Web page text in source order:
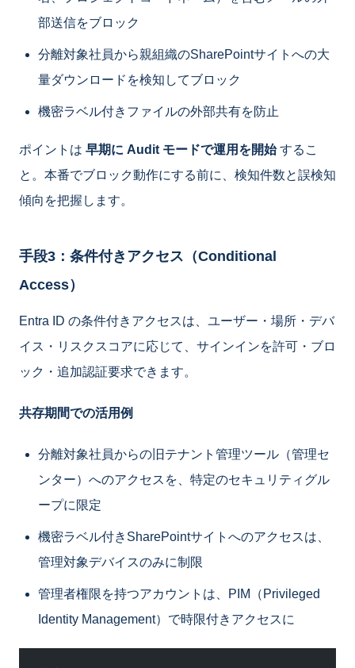
部送信をブロック
分離対象社員から親組織のSharePointサイトへの大
量ダウンロードを検知してブロック
機密ラベル付きファイルの外部共有を防止
ポイントは 早期に Audit モードで運用を開始するこ
と。本番でブロック動作にする前に、検知件数と誤検知
傾向を把握します。
手段3：条件付きアクセス（Conditional
Access）
Entra ID の条件付きアクセスは、ユーザー・場所・デバ
イス・リスクスコアに応じて、サインインを許可・ブロ
ック・追加認証要求できます。
共存期間での活用例
分離対象社員からの旧テナント管理ツール（管理セ
ンター）へのアクセスを、特定のセキュリティグル
ープに限定
機密ラベル付きSharePointサイトへのアクセスは、
管理対象デバイスのみに制限
管理者権限を持つアカウントは、PIM（Privileged
Identity Management）で時限付きアクセスに